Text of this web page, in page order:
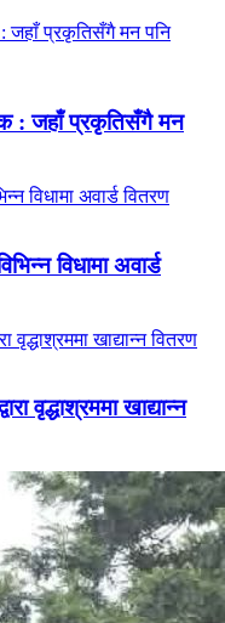
: जहाँ प्रकृतिसँगै मन
विधामा अवार्ड
वृद्धाश्रममा खाद्यान्न